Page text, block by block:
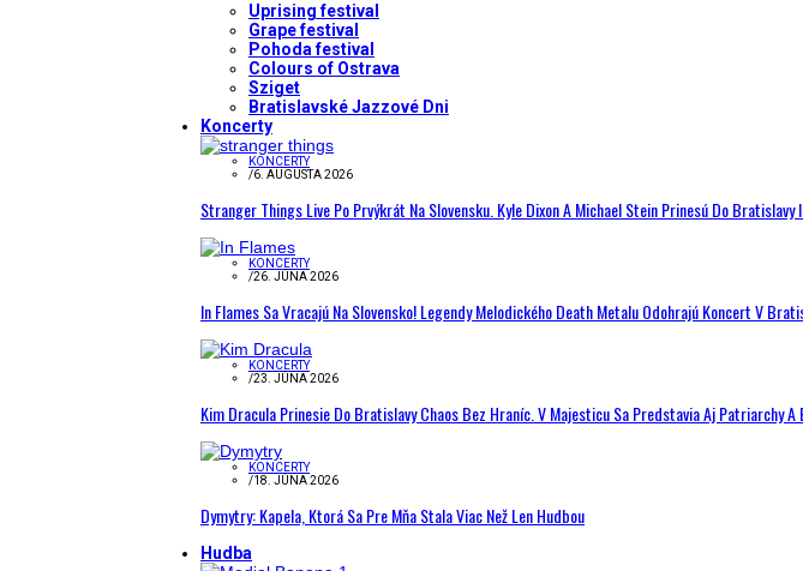
Uprising festival
Grape festival
Pohoda festival
Colours of Ostrava
Sziget
Bratislavské Jazzové Dni
Koncerty
KONCERTY
/6. AUGUSTA 2026
Stranger Things Live Po Prvýkrát Na Slovensku. Kyle Dixon A Michael Stein Prinesú Do
KONCERTY
/26. JÚNA 2026
In Flames Sa Vracajú Na Slovensko! Legendy Melodického Death Metalu Odohrajú Koncert V
KONCERTY
/23. JÚNA 2026
Kim Dracula Prinesie Do Bratislavy Chaos Bez Hraníc. V Majesticu Sa Predstavia Aj Patriarchy A
KONCERTY
/18. JÚNA 2026
Dymytry: Kapela, Ktorá Sa Pre Mňa Stala Viac Než Len Hudbou
Hudba